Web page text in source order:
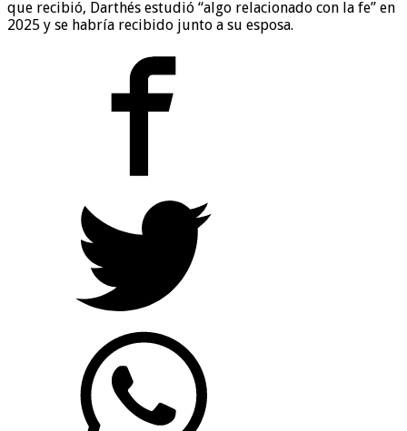
que recibió, Darthés estudió “algo relacionado con la fe” en
2025 y se habría recibido junto a su esposa.